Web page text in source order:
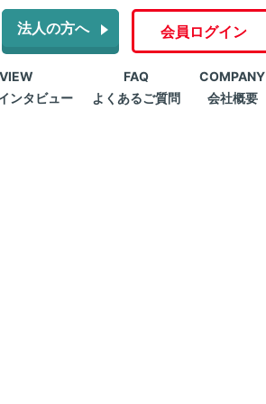
法人の方へ 会員ログイン
ンタビュー
FAQ
よくあるご質問
COMPANY
会社概要